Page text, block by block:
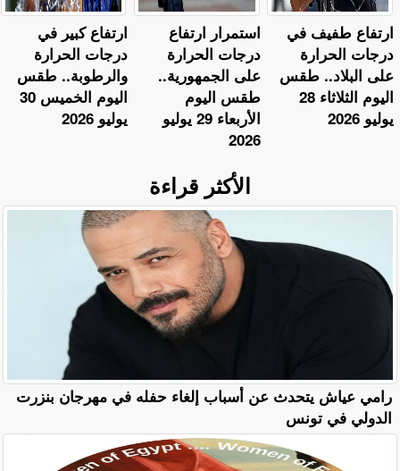
ارتفاع كبير في
درجات الحرارة
والرطوبة.. طقس
اليوم الخميس 30
يوليو 2026
استمرار ارتفاع
درجات الحرارة
على الجمهورية..
طقس اليوم
الأربعاء 29 يوليو
2026
​ارتفاع طفيف في
درجات الحرارة
على البلاد.. طقس
اليوم الثلاثاء 28
يوليو 2026
الأكثر قراءة
رامي عياش يتحدث عن أسباب إلغاء حفله في مهرجان بنزرت
الدولي في تونس